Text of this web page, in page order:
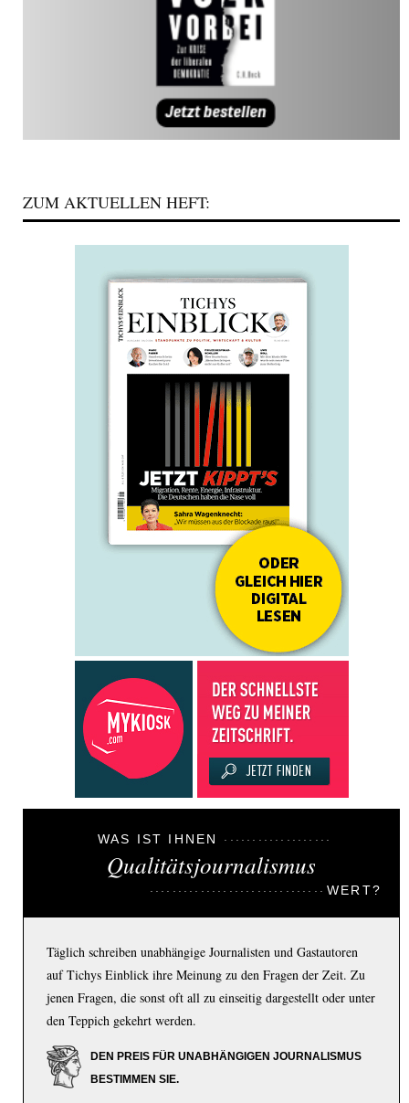
ZUM AKTUELLEN HEFT:
WAS IST IHNEN
Qualitätsjournalismus
WERT?
Täglich schreiben unabhängige Journalisten und Gastautoren
auf Tichys Einblick ihre Meinung zu den Fragen der Zeit. Zu
jenen Fragen, die sonst oft all zu einseitig dargestellt oder unter
den Teppich gekehrt werden.
DEN PREIS FÜR UNABHÄNGIGEN JOURNALISMUS
BESTIMMEN SIE.